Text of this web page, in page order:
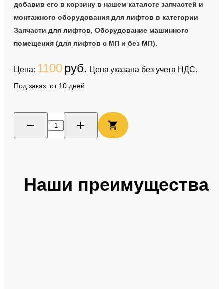
добавив его в корзину в нашем каталоге запчастей и
монтажного оборудования для лифтов в категории
Запчасти для лифтов, Оборудование машинного
помещения (для лифтов с МП и без МП).
Цена: 1100руб. Цена указана без учета НДС.
Под заказ: от 10 дней
Наши преимущества